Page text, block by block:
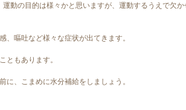
動の目的は様々かと思いますが、運動するうえで欠
、嘔吐など様々な症状が出てきます。
ともあります。
に、こまめに水分補給をしましょう。